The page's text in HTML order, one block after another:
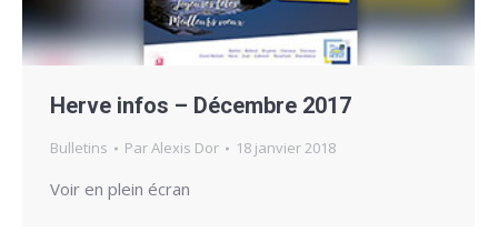
Herve infos – Décembre 2017
Bulletins ParAlexis Dor 18 janvier 2018
Voir en plein écran